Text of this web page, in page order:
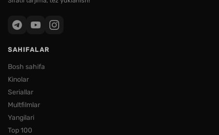
SAHIFALAR
Bosh sahifa
Kinolar
Seriallar
Multfilmlar
Yangilari
Top 100